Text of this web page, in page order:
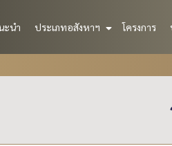
ะนำ ประเภทอสังหาฯ โครงการ